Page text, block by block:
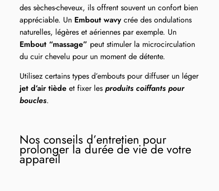
des sèches-cheveux, ils offrent souvent un confort bien
appréciable. Un Embout wavy crée des ondulations
naturelles, légères et aériennes par exemple. Un
Embout “massage” peut stimuler la microcirculation
du cuir chevelu pour un moment de détente.
Utilisez certains types d’embouts pour diffuser un léger
jet d’air tiède et fixer les produits coiffants pour
boucles.
Nos conseils d’entretien pour
prolonger la durée de vie de votre
appareil